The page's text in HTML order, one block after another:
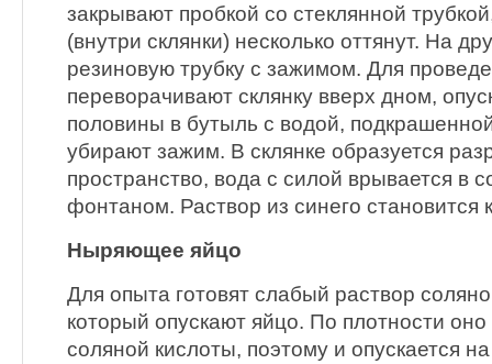
закрывают пробкой со стеклянной
(внутри склянки) несколько оттянут. На
резиновую трубку с зажимом. Для
переворачивают склянку вверх дном,
половины в бутыль с водой,
убирают зажим. В склянке образуется
пространство, вода с силой врывается в
фонтаном. Раствор из синего становится
Ныряющее яйцо
Для опыта готовят слабый раствор
который опускают яйцо. По плотности
соляной кислоты, поэтому и опускается